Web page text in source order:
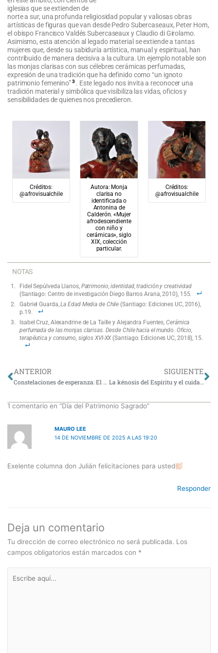
iglesias que se extienden de
norte a sur, una profunda religiosidad popular y valiosas obras
artísticas de figuras que van desde Pedro Subercaseaux, Peter Horn,
el obispo Francisco Valdés Subercaseaux y Claudio di Girolamo.
Asimismo, esta atención al legado material se extiende a tantas
mujeres que, desde su sabiduría artística, manual y espiritual, han
contribuido de manera decisiva a la cultura. Un ejemplo notable son
las monjas clarisas con sus célebres cerámicas perfumadas,
expresión de una tradición que ha definido como “un ignoto
patrimonio femenino”3 . Este legado nos invita a reconocer una
tradición material y simbólica que visibiliza las vidas, oficios y
sensibilidades de quienes nos precedieron.
Créditos:
@afrovisualchile
Autora: Monja
clarisa no
identificada o
Antonina de
Calderón. «Mujer
afrodescendiente
con niño y
cerámicas», siglo
XIX, colección
particular.
Créditos:
@afrovisualchile
NOTAS
Fidel Sepúlveda Llanos, Patrimonio, identidad, tradición y creatividad
(Santiago: Centro de investigación Diego Barros Arana, 2010), 155.
Gabriel Guarda,La Edad Media de Chile (Santiago: Ediciones UC, 2016),
p.19.
Isabel Cruz, Alexandrine de La Taille y Alejandra Fuentes,Cerámica
perfumada de las monjas clarisas. Desde Chile hacia el mundo. Oficio,
terapéutica y consumo, siglos XVI-XX(Santiago: Ediciones UC, 2018), 15.
Ant
ANTERIOR
Constelaciones de esperanza: El desafío de una experiencia integral en la universidad católica
SIGUIENTE
La kénosis del Espíritu y el cuidado de nuestra Casa Común
1 comentario en “Día del Patrimonio Sagrado”
MAURO LEE
14 DE NOVIEMBRE DE 2025 A LAS 19:20
Exelente columna don Julián felicitaciones para usted
Responder
Deja un comentario
Tu dirección de correo electrónico no será publicada. Los
campos obligatorios están marcados con *
aquí...